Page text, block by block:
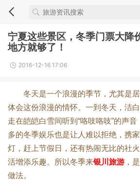
宁夏这些景区，冬季门票大降
地方就够了！
2016-12-16 17:06
冬天是一个浪漫的季节，尤其是
体会这份浪漫的情怀。一到冬天，洁
走在皑皑白雪间听到“咯吱咯吱”的声
多的冬季娱乐也是让人难以拒绝，携
灯，赶上节假日，还有热闹无比的社
活增添乐趣。所以冬季来银川旅游 ，
做法。